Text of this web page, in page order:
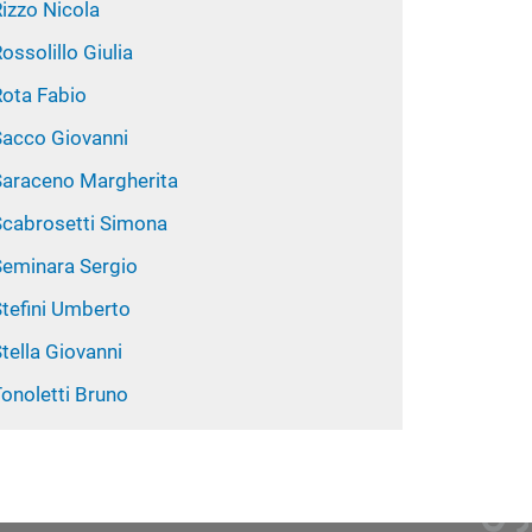
Nicola
Giulia
Fabio
Giovanni
Margherita
Simona
Sergio
Umberto
Giovanni
Bruno